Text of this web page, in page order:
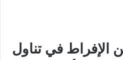
الإفراط في تناول